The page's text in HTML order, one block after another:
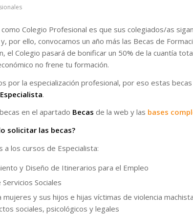
Colegio Profesional es que sus colegiados/as
por ello, convocamos un año más las Becas de
el Colegio pasará de bonificar un 50% de la cuantía
no frene tu formación.
por la especialización profesional, por eso estas
.
en el apartado Becas de la web y las bases
solicitar las becas?
a los cursos de Especialista:
y Diseño de Itinerarios para el Empleo
Sociales
mujeres y sus hijos e hijas víctimas de violencia
sociales, psicológicos y legales